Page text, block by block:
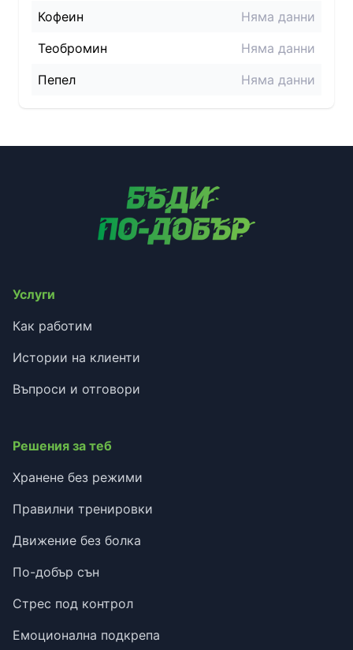
Кофеин
Няма данни
Теобромин
Няма данни
Пепел
Няма данни
Услуги
Как работим
Истории на клиенти
Въпроси и отговори
Решения за теб
Хранене без режими
Правилни тренировки
Движение без болка
По-добър сън
Стрес под контрол
Емоционална подкрепа